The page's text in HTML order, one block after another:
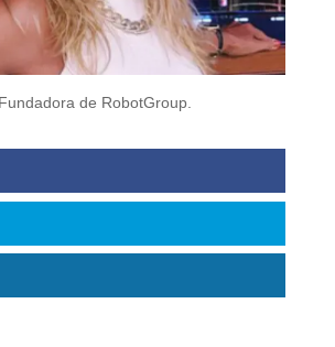
de RobotGroup.